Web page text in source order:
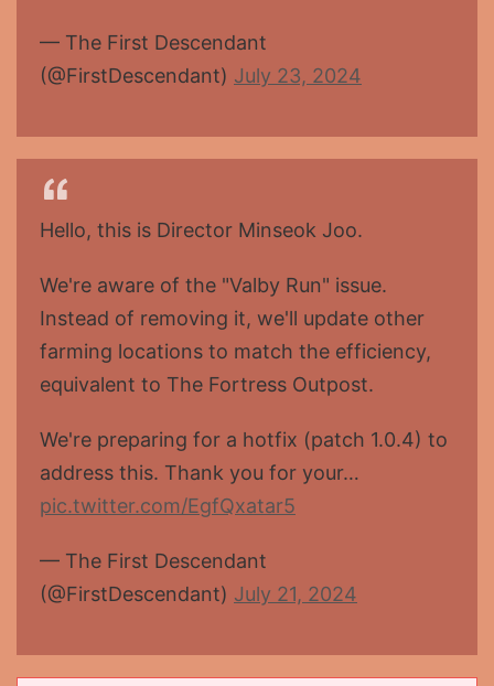
— The First Descendant
(@FirstDescendant) July 23, 2024
Hello, this is Director Minseok Joo.
We're aware of the "Valby Run" issue.
Instead of removing it, we'll update other
farming locations to match the efficiency,
equivalent to The Fortress Outpost.
We're preparing for a hotfix (patch 1.0.4) to
address this. Thank you for your…
pic.twitter.com/EgfQxatar5
— The First Descendant
(@FirstDescendant) July 21, 2024